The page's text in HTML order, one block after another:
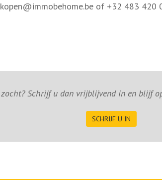
of +32 483 420
Schrijf u dan vrijblijvend in en blijf
SCHRIJF U IN